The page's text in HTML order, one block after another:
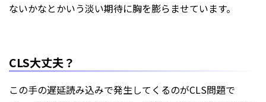
ないかなとかいう淡い期待に胸を膨らませています。
CLS大丈夫？
この手の遅延読み込みで発生してくるのがCLS問題で